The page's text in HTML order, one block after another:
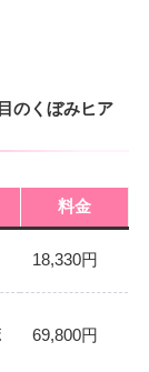
のくぼみヒア
料金
18,330円
69,800円